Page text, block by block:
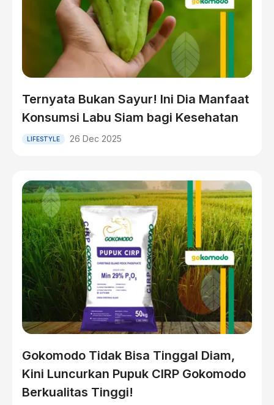
Ternyata Bukan Sayur! Ini Dia Manfaat
Konsumsi Labu Siam bagi Kesehatan
LIFESTYLE 26 Dec 2025
Gokomodo Tidak Bisa Tinggal Diam,
Kini Luncurkan Pupuk CIRP Gokomodo
Berkualitas Tinggi!